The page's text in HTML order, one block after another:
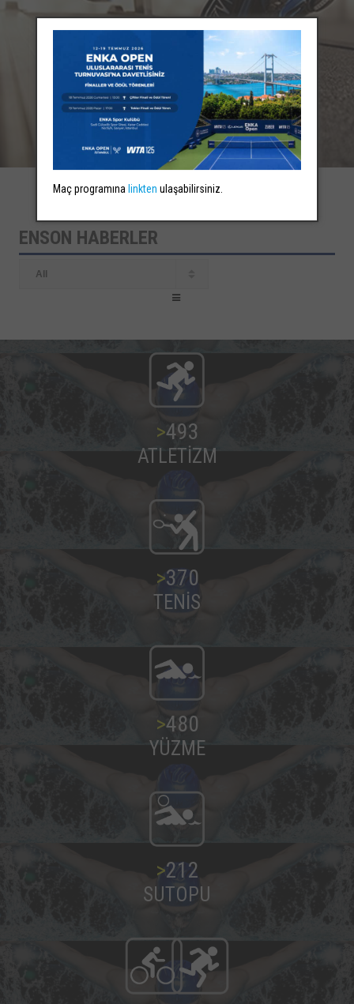
ENSON HABERLER
>500
ATLETİZM
>375
TENİS
>487
YÜZME
>216
SUTOPU
Maç programına linkten ulaşabilirsiniz.